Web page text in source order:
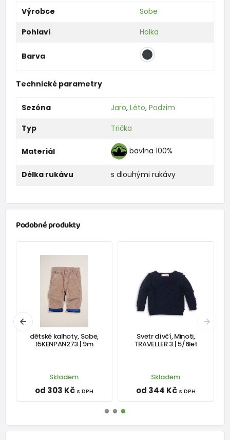
Výrobce
Sobe
Pohlaví
Holka
Barva
Technické parametry
Sezóna Jaro, Léto, Podzim
Typ
Trička
Materiál bavlna 100%
Délka rukávu s dlouhými rukávy
Podobné produkty
dětské kalhoty, Sobe,
15KENPAN273 | 9m
Skladem
od 303 Kč s DPH
Svetr dívčí, Minoti,
TRAVELLER 3 | 5/6let
Skladem
od 344 Kč s DPH